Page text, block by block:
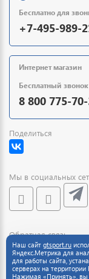
Бесплатно для
+7-495-989-
Интернет магазин
Бесплатный
8 800 775-
Поделиться
Мы в социальных
Обратная связь
Наш сайт gtsport.ru
Яндекс.Метрика для
для работы сайта,
серверах на
Нажимая «Принять», вы